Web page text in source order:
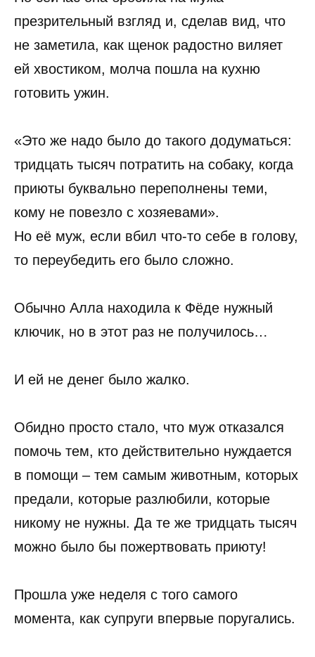
презрительный взгляд и, сделав вид, что
не заметила, как щенок радостно виляет
ей хвостиком, молча пошла на кухню
готовить ужин.
«Это же надо было до такого додуматься:
тридцать тысяч потратить на собаку, когда
приюты буквально переполнены теми,
кому не повезло с хозяевами».
Но её муж, если вбил что-то себе в голову,
то переубедить его было сложно.
Обычно Алла находила к Фёде нужный
ключик, но в этот раз не получилось…
И ей не денег было жалко.
Обидно просто стало, что муж отказался
помочь тем, кто действительно нуждается
в помощи – тем самым животным, которых
предали, которые разлюбили, которые
никому не нужны. Да те же тридцать тысяч
можно было бы пожертвовать приюту!
Прошла уже неделя с того самого
момента, как супруги впервые поругались.